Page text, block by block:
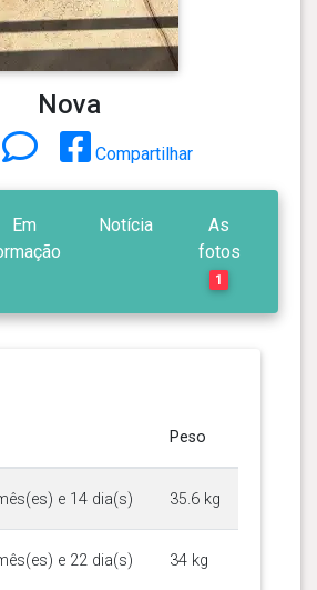
Nova
Compartilhar
Em
Notícia
As
fotos
1
Peso
e 14 dia(s) 35.6 kg
e 22 dia(s) 34 kg